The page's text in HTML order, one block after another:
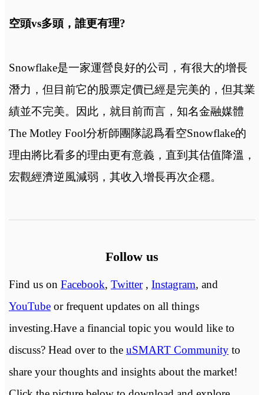
空頭vs多頭，誰更有理?
Snowflake是一家運營良好的公司，有很大的增長
潛力，但目前它的股票定價已經是完美的，但其業
績並不完美。因此，就目前而言，知名金融媒體
The Motley Fool分析師團隊認爲看空Snowflake的
理由將比看多的理由更有意義，直到其估值降溫，
宏觀經濟逆風減弱，其收入增長再次企穩。
Follow us
Find us on Facebook, Twitter, Instagram, and
YouTubeor frequent updates on all things
investing.Have a financial topic you would like to
discuss? Head over to the uSMART Communityto
share your thoughts and insights about the market!